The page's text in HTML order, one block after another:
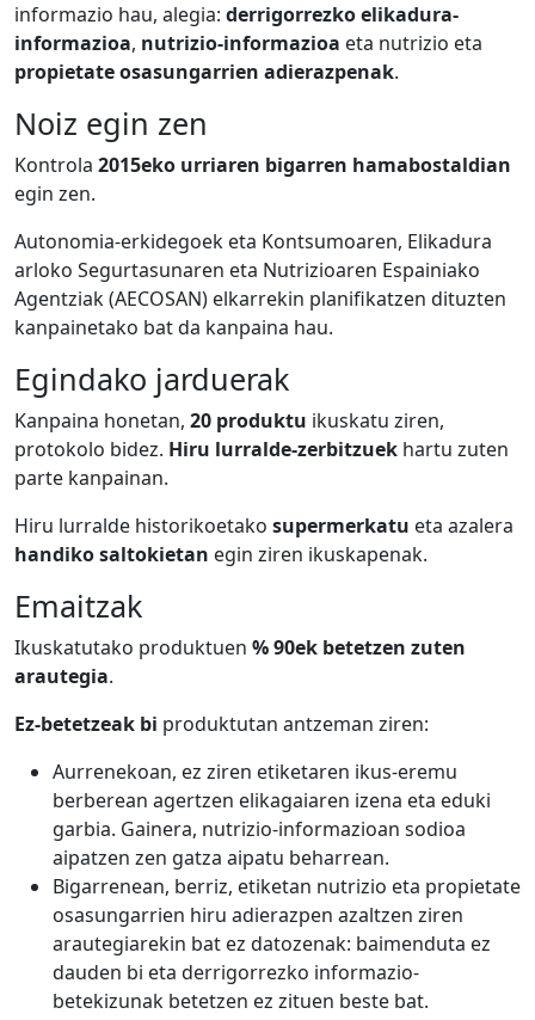
informazio hau, alegia: derrigorrezko elikadura-
informazioa, nutrizio-informazioa eta nutrizio eta
propietate osasungarrien adierazpenak.
Noiz egin zen
Kontrola 2015eko urriaren bigarren hamabostaldian
egin zen.
Autonomia-erkidegoek eta Kontsumoaren, Elikadura
arloko Segurtasunaren eta Nutrizioaren Espainiako
Agentziak (AECOSAN) elkarrekin planifikatzen dituzten
kanpainetako bat da kanpaina hau.
Egindako jarduerak
Kanpaina honetan, 20 produktu ikuskatu ziren,
protokolo bidez. Hiru lurralde-zerbitzuek hartu zuten
parte kanpainan.
Hiru lurralde historikoetako supermerkatu eta azalera
handiko saltokietan egin ziren ikuskapenak.
Emaitzak
Ikuskatutako produktuen % 90ek betetzen zuten
arautegia.
Ez-betetzeak bi produktutan antzeman ziren:
Aurrenekoan, ez ziren etiketaren ikus-eremu
berberean agertzen elikagaiaren izena eta eduki
garbia. Gainera, nutrizio-informazioan sodioa
aipatzen zen gatza aipatu beharrean.
Bigarrenean, berriz, etiketan nutrizio eta propietate
osasungarrien hiru adierazpen azaltzen ziren
arautegiarekin bat ez datozenak: baimenduta ez
dauden bi eta derrigorrezko informazio-
betekizunak betetzen ez zituen beste bat.